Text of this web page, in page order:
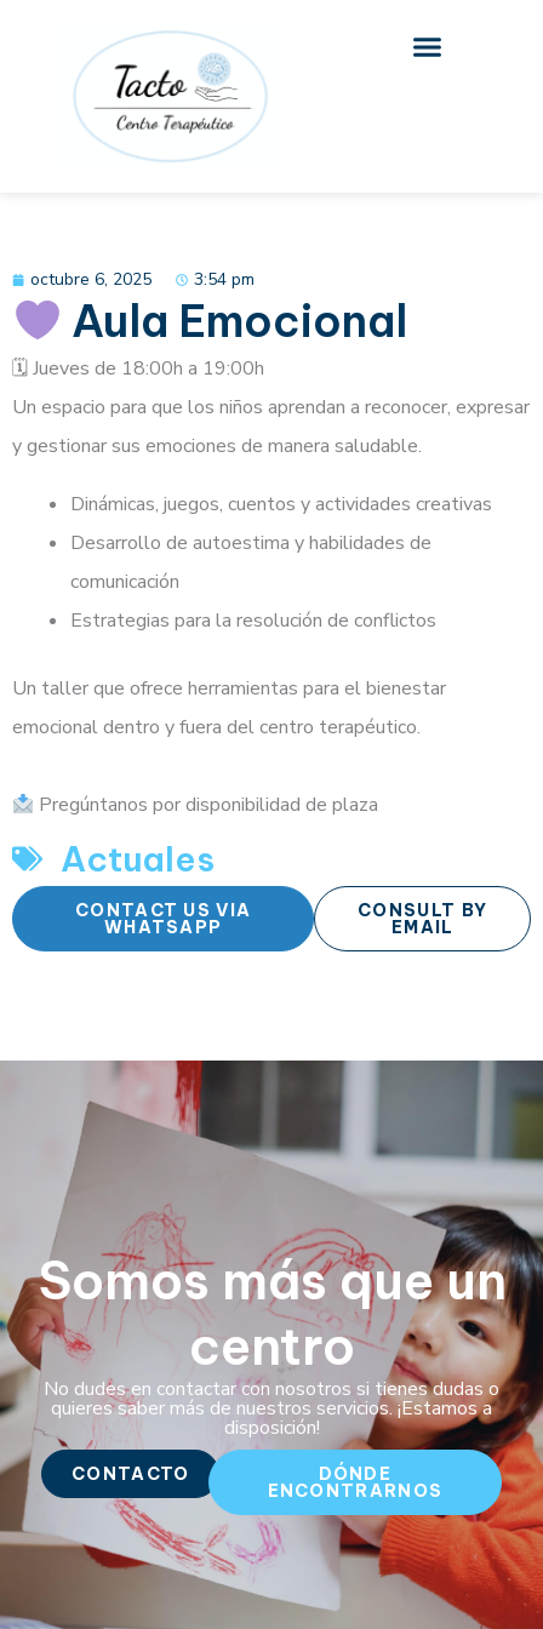
octubre 6, 2025 3:54 pm
Aula Emocional
🗓 Jueves de 18:00h a 19:00h
Un espacio para que los niños aprendan a reconocer, expresar
y gestionar sus emociones de manera saludable.
Dinámicas, juegos, cuentos y actividades creativas
Desarrollo de autoestima y habilidades de
comunicación
Estrategias para la resolución de conflictos
Un taller que ofrece herramientas para el bienestar
emocional dentro y fuera del centro terapéutico.
Pregúntanos por disponibilidad de plaza
Actuales
CONTACT US VIA
WHATSAPP
CONSULT BY
EMAIL
Somos más que un
centro
No dudes en contactar con nosotros si tienes dudas o
quieres saber más de nuestros servicios. ¡Estamos a
disposición!
CONTACTO DÓNDE
ENCONTRARNOS